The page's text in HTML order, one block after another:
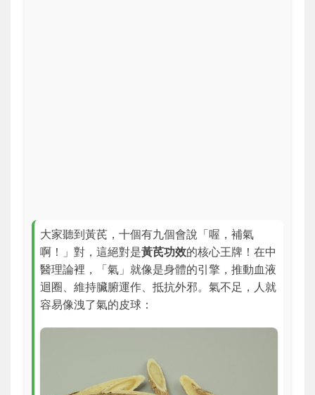
大家聽到黃芪，十個有九個會說「喔，補氣
啊！」對，這絕對是黃芪功效的核心王牌！在中
醫理論裡，「氣」就像是身體的引擎，推動血液
迴圈、維持臟腑運作、抵抗外邪。氣不足，人就
容易像洩了氣的皮球：